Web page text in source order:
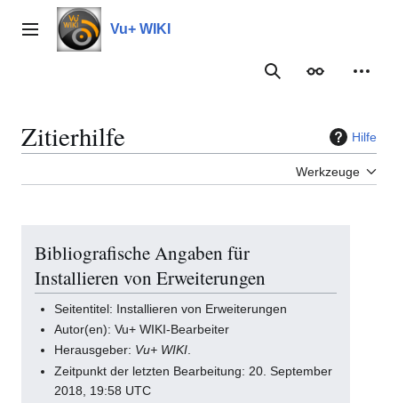
Inhalt
springenHauptmenü Vu+ WIKI
Suche
Zitierhilfe Hilfe
Werkzeuge
Bibliografische Angaben für
Installieren von Erweiterungen
Seitentitel: Installieren von Erweiterungen
Autor(en): Vu+ WIKI-Bearbeiter
Herausgeber: Vu+ WIKI.
Zeitpunkt der letzten Bearbeitung: 20. September
2018, 19:58 UTC